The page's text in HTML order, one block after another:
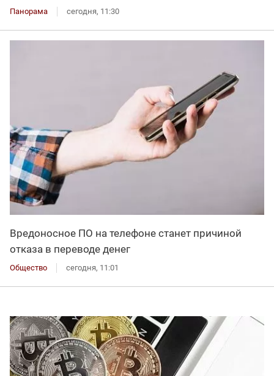
Панорама сегодня, 11:30
Вредоносное ПО на телефоне станет причиной
отказа в переводе денег
Общество сегодня, 11:01